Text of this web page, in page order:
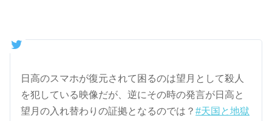
日高のスマホが復元されて困るのは望月として殺人
を犯している映像だが、逆にその時の発言が日高と
望月の入れ替わりの証拠となるのでは？#天国と地獄